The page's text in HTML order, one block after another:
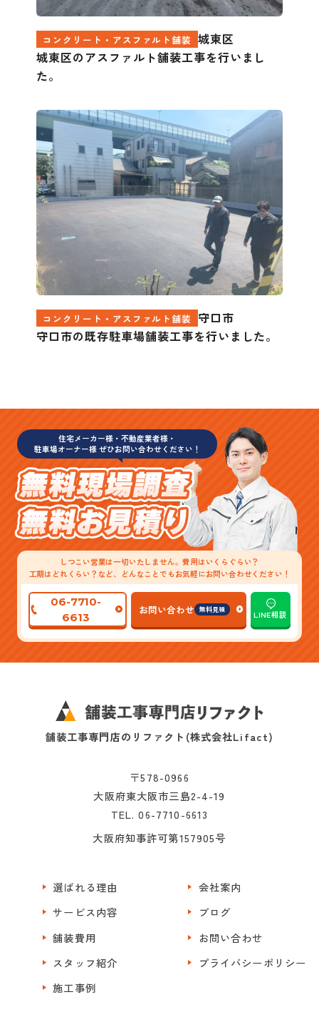
コンクリート・アスファルト舗装 城東区
城東区のアスファルト舗装工事を行いまし
た。
コンクリート・アスファルト舗装
守口市
守口市の既存駐車場舗装工事を行いました。
住宅メーカー様・不動産業者様・
駐車場オーナー様 ぜひお問い合わせください！
しつこい営業は一切いたしません。費用はいくらぐらい？
工期はどれくらい？など、どんなことでもお気軽にお問い合わせください！
06-7710-
6613
お問い合わせ 無料見積 LINE相談
舗装工事専門店のリファクト(株式会社Lifact)
〒578-0966
大阪府東大阪市三島2-4-19
TEL. 06-7710-6613
大阪府知事許可第157905号
選ばれる理由
サービス内容
舗装費用
スタッフ紹介
施工事例
会社案内
ブログ
お問い合わせ
プライバシーポリシー